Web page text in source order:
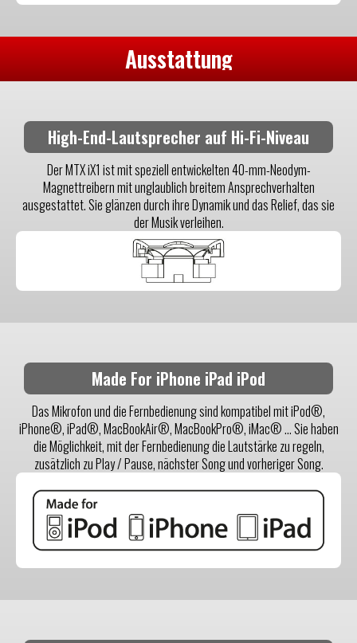
Ausstattung
High-End-Lautsprecher auf Hi-Fi-Niveau
Der MTX iX1 ist mit speziell entwickelten 40-mm-Neodym-
Magnettreibern mit unglaublich breitem Ansprechverhalten
ausgestattet. Sie glänzen durch ihre Dynamik und das Relief, das sie
der Musik verleihen.
Made For iPhone iPad iPod
Das Mikrofon und die Fernbedienung sind kompatibel mit iPod®,
iPhone®, iPad®, MacBookAir®, MacBookPro®, iMac® ... Sie haben
die Möglichkeit, mit der Fernbedienung die Lautstärke zu regeln,
zusätzlich zu Play / Pause, nächster Song und vorheriger Song.